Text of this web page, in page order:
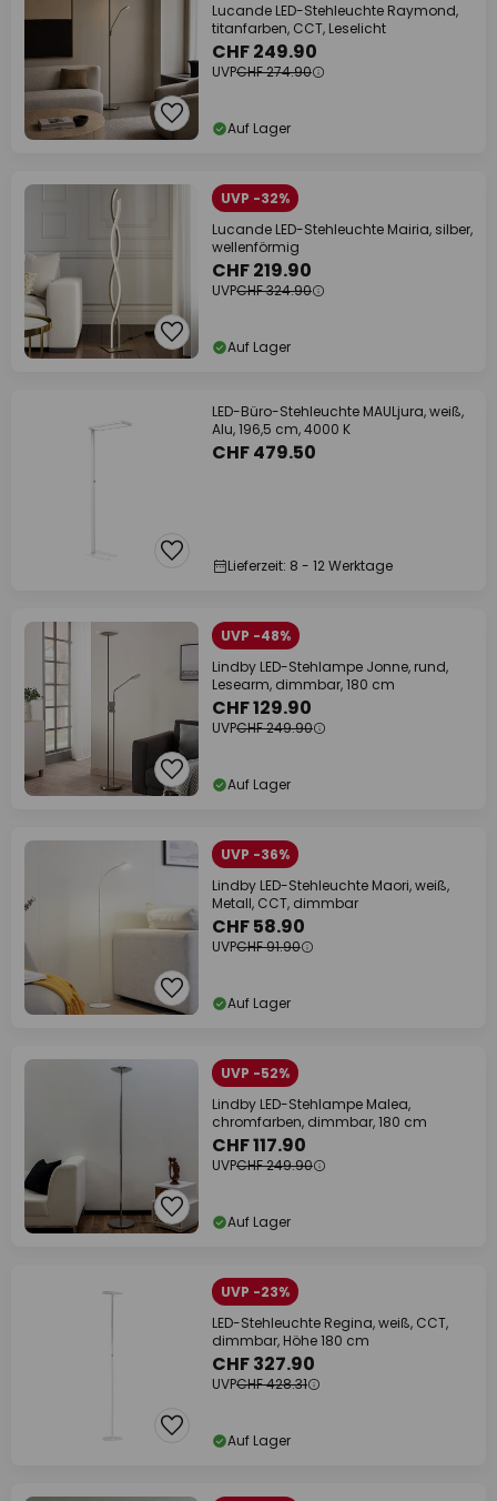
Lucande LED-Stehleuchte Raymond,
titanfarben, CCT, Leselicht
CHF 249.90
UVPCHF 274.90
Auf Lager
UVP -32%
Lucande LED-Stehleuchte Mairia, silber,
wellenförmig
CHF 219.90
UVPCHF 324.90
Auf Lager
LED-Büro-Stehleuchte MAULjura, weiß,
Alu, 196,5 cm, 4000 K
CHF 479.50
Lieferzeit: 8 - 12 Werktage
UVP -48%
Lindby LED-Stehlampe Jonne, rund,
Lesearm, dimmbar, 180 cm
CHF 129.90
UVPCHF 249.90
Auf Lager
UVP -36%
Lindby LED-Stehleuchte Maori, weiß,
Metall, CCT, dimmbar
CHF 58.90
UVPCHF 91.90
Auf Lager
UVP -52%
Lindby LED-Stehlampe Malea,
chromfarben, dimmbar, 180 cm
CHF 117.90
UVPCHF 249.90
Auf Lager
UVP -23%
LED-Stehleuchte Regina, weiß, CCT,
dimmbar, Höhe 180 cm
CHF 327.90
UVPCHF 428.31
Auf Lager